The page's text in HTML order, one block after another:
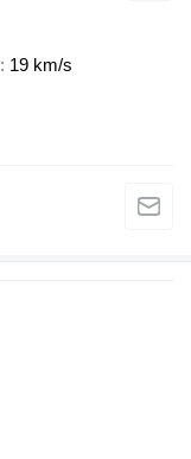
19 km/s